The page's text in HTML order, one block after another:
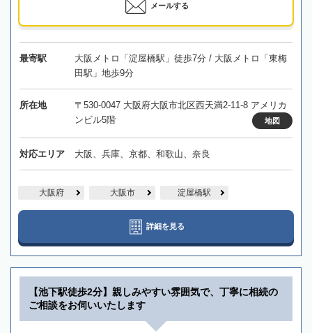
メールする
最寄駅
大阪メトロ「淀屋橋駅」徒歩7分 / 大阪メトロ「東梅
田駅」地歩9分
所在地
〒530-0047 大阪府大阪市北区西天満2-11-8 アメリカ
ンビル5階
地図
対応エリア 大阪、兵庫、京都、和歌山、奈良
大阪府 大阪市 淀屋橋駅
詳細を見る
【池下駅徒歩2分】親しみやすい雰囲気で、丁寧に相続の
ご相談をお伺いいたします